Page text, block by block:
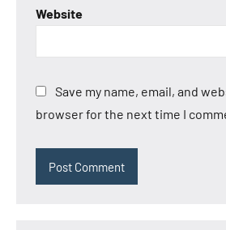
Website
Save my name, email, and
browser for the next time I